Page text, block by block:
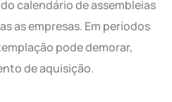
calendário de assembleias
as empresas. Em períodos
pode demorar,
de aquisição.